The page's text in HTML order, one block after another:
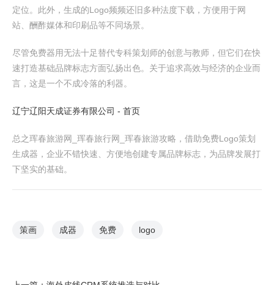
定位。此外，生成的Logo频频还旧多种法度下载，方便用于网
站、酬酢媒体和印刷品等不同场景。
尽管免费器用无法十足替代专科策划师的创意与教师，但它们在快
速打造基础品牌标志方面弘扬出色。关于追求高效与经济的企业而
言，这是一个不成冷落的利器。
辽宁辽阳天成证券有限公司 - 首页
总之珲春旅游网_珲春旅行网_珲春旅游攻略，借助免费Logo策划
生成器，企业不错快速、方便地创建专属品牌标志，为品牌发展打
下坚实的基础。
策画 成器 免费 logo